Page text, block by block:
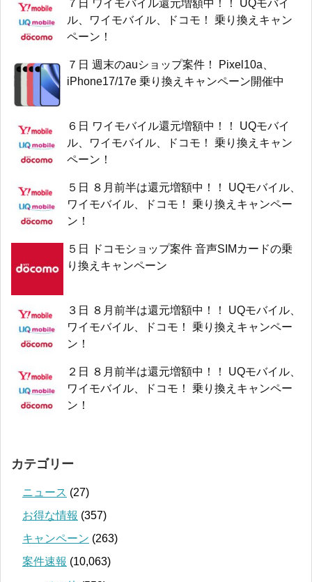
７日 ワイモバイル還元増額中！！ UQモバイ
ル、ワイモバイル、ドコモ！ 乗り換えキャン
ペーン！
７日 週末のauショップ案件！ Pixel10a、
iPhone17/17e 乗り換えキャンペーン開催中
６日 ワイモバイル還元増額中！！ UQモバイ
ル、ワイモバイル、ドコモ！ 乗り換えキャン
ペーン！
５日 ８月前半は還元増額中！！ UQモバイル、
ワイモバイル、ドコモ！ 乗り換えキャンペー
ン！
５日 ドコモショップ案件 音声SIMカードの乗
り換えキャンペーン
３日 ８月前半は還元増額中！！ UQモバイル、
ワイモバイル、ドコモ！ 乗り換えキャンペー
ン！
２日 ８月前半は還元増額中！！ UQモバイル、
ワイモバイル、ドコモ！ 乗り換えキャンペー
ン！
カテゴリー
ニュース (27)
お得な情報 (357)
キャンペーン (263)
案件速報 (10,063)